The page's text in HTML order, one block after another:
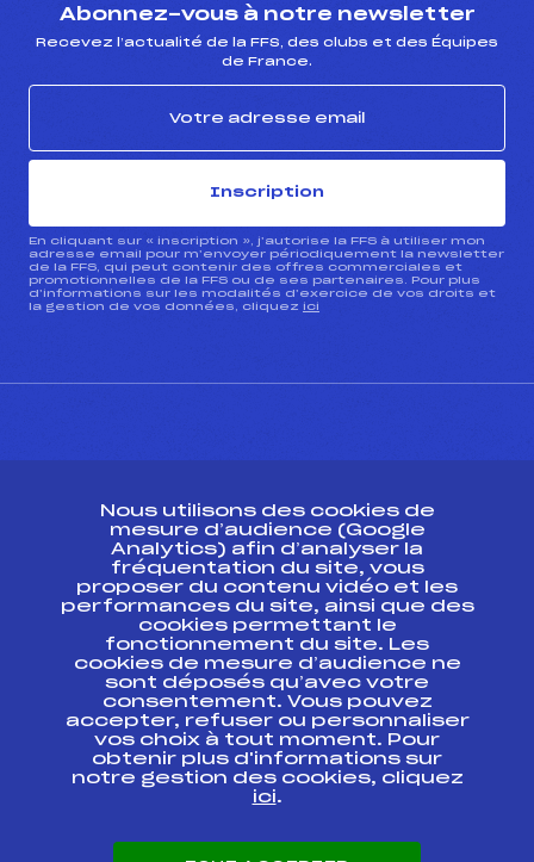
Abonnez-vous à notre newsletter
Recevez l’actualité de la FFS, des clubs et des Équipes
de France.
Inscription
En cliquant sur « inscription », j’autorise la FFS à utiliser mon
adresse email pour m’envoyer périodiquement la newsletter
de la FFS, qui peut contenir des offres commerciales et
promotionnelles de la FFS ou de ses partenaires. Pour plus
d’informations sur les modalités d’exercice de vos droits et
la gestion de vos données, cliquez ici
ESPACE PRESSE
Ressources
Pass’Neige
Projet sportif fédéral
Projet de performance fédéral
Antidopage
Pôle Développement, Formation, Suivi
Scientifique
Listes ministérielles
Pôle vie de l’athlète
Nous utilisons des cookies de
mesure d’audience (Google
Analytics) afin d’analyser la
fréquentation du site, vous
proposer du contenu vidéo et les
performances du site, ainsi que des
cookies permettant le
fonctionnement du site. Les
cookies de mesure d’audience ne
sont déposés qu’avec votre
consentement. Vous pouvez
accepter, refuser ou personnaliser
vos choix à tout moment. Pour
obtenir plus d'informations sur
notre gestion des cookies, cliquez
ici.